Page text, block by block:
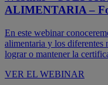
ALIMENTARIA –
En este webinar
alimentaria y los diferentes
lograr o mantener la
VER EL WEBINAR